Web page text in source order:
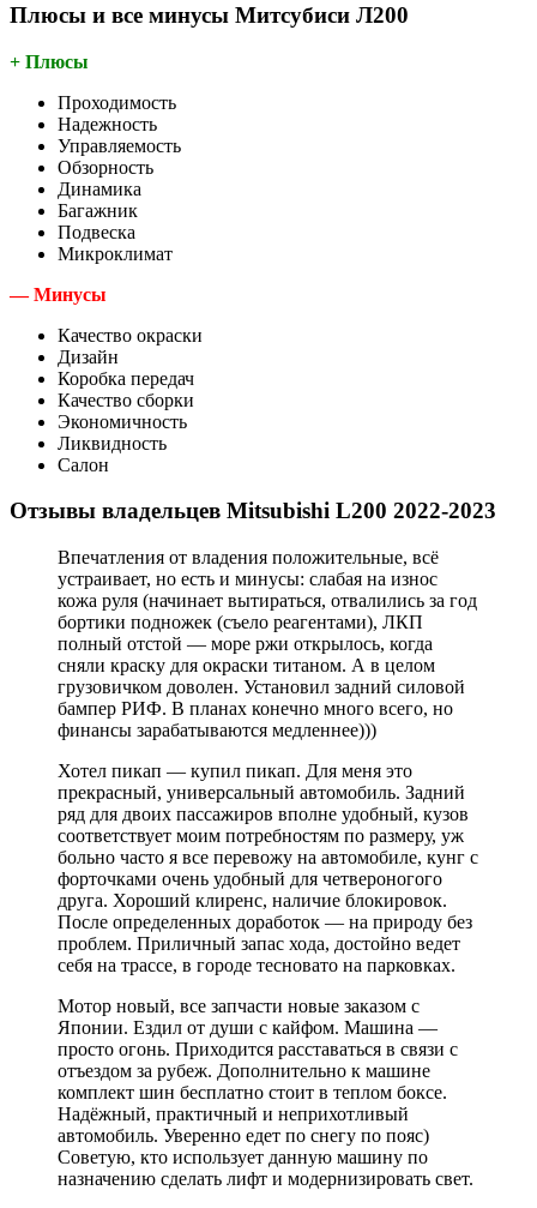
Плюсы и все минусы Митсубиси Л200
+ Плюсы
Проходимость
Надежность
Управляемость
Обзорность
Динамика
Багажник
Подвеска
Микроклимат
— Минусы
Качество окраски
Дизайн
Коробка передач
Качество сборки
Экономичность
Ликвидность
Салон
Отзывы владельцев Mitsubishi L200 2022-2023
Впечатления от владения положительные, всё
устраивает, но есть и минусы: слабая на износ
кожа руля (начинает вытираться, отвалились за год
бортики подножек (съело реагентами), ЛКП
полный отстой — море ржи открылось, когда
сняли краску для окраски титаном. А в целом
грузовичком доволен. Установил задний силовой
бампер РИФ. В планах конечно много всего, но
финансы зарабатываются медленнее)))
Хотел пикап — купил пикап. Для меня это
прекрасный, универсальный автомобиль. Задний
ряд для двоих пассажиров вполне удобный, кузов
соответствует моим потребностям по размеру, уж
больно часто я все перевожу на автомобиле, кунг с
форточками очень удобный для четвероногого
друга. Хороший клиренс, наличие блокировок.
После определенных доработок — на природу без
проблем. Приличный запас хода, достойно ведет
себя на трассе, в городе тесновато на парковках.
Мотор новый, все запчасти новые заказом с
Японии. Ездил от души с кайфом. Машина —
просто огонь. Приходится расставаться в связи с
отъездом за рубеж. Дополнительно к машине
комплект шин бесплатно стоит в теплом боксе.
Надёжный, практичный и неприхотливый
автомобиль. Уверенно едет по снегу по пояс)
Советую, кто использует данную машину по
назначению сделать лифт и модернизировать свет.